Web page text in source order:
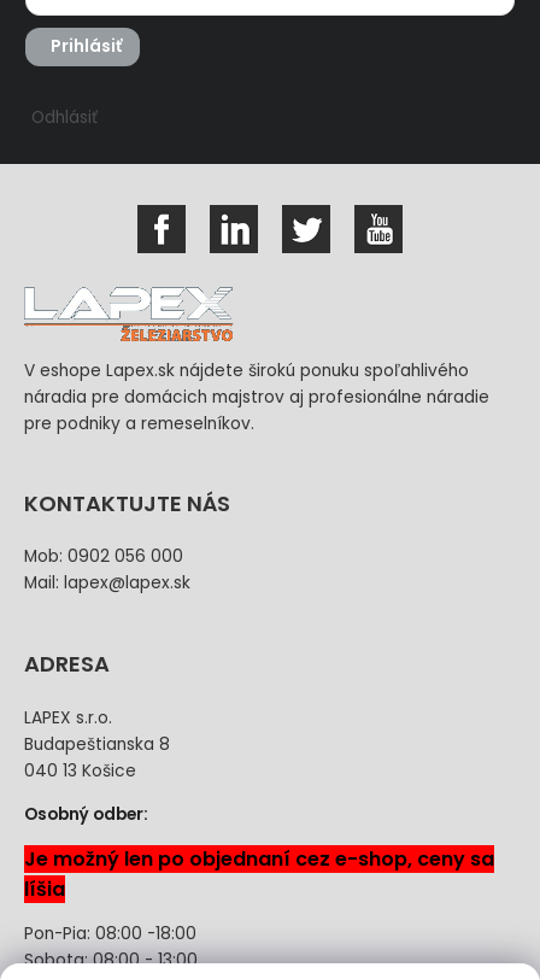
Prihlásiť
Odhlásiť
V eshope Lapex.sk nájdete širokú ponuku spoľahlivého
náradia pre domácich majstrov aj profesionálne náradie
pre podniky a remeselníkov.
KONTAKTUJTE NÁS
Mob: 0902 056 000
Mail: lapex@lapex.sk
ADRESA
LAPEX s.r.o.
Budapeštianska 8
040 13 Košice
Osobný odber:
Je možný len po objednaní cez e-shop, ceny sa
líšia
Pon-Pia: 08:00 -18:00
Sobota: 08:00 - 13:00